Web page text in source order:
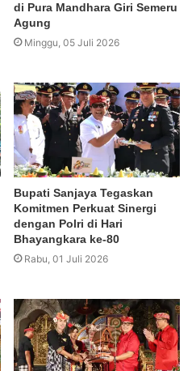
di Pura Mandhara Giri Semeru
Agung
Minggu, 05 Juli 2026
Bupati Sanjaya Tegaskan
Komitmen Perkuat Sinergi
dengan Polri di Hari
Bhayangkara ke-80
Rabu, 01 Juli 2026